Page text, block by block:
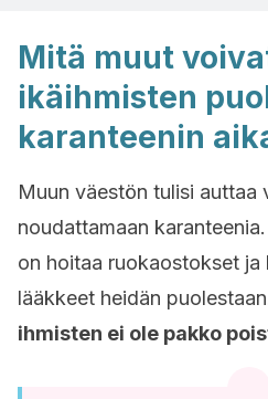
Mitä muut
ikäihmisten
karanteenin
Muun väestön tulisi auttaa
noudattamaan
on hoitaa ruokaostokset ja
lääkkeet heidän
ihmisten ei ole pakko